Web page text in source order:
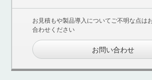
お見積もや製品導入についてご不明な点は
合わせください
お問い合わせ